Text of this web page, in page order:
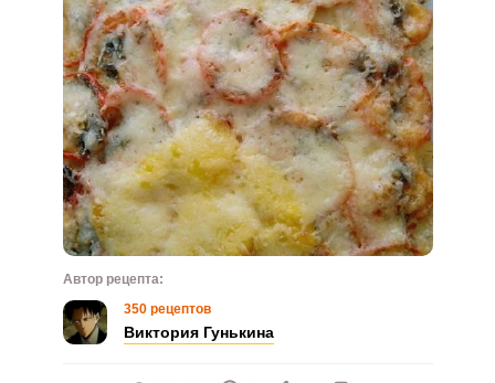
Автор рецепта:
350 рецептов
Виктория Гунькина